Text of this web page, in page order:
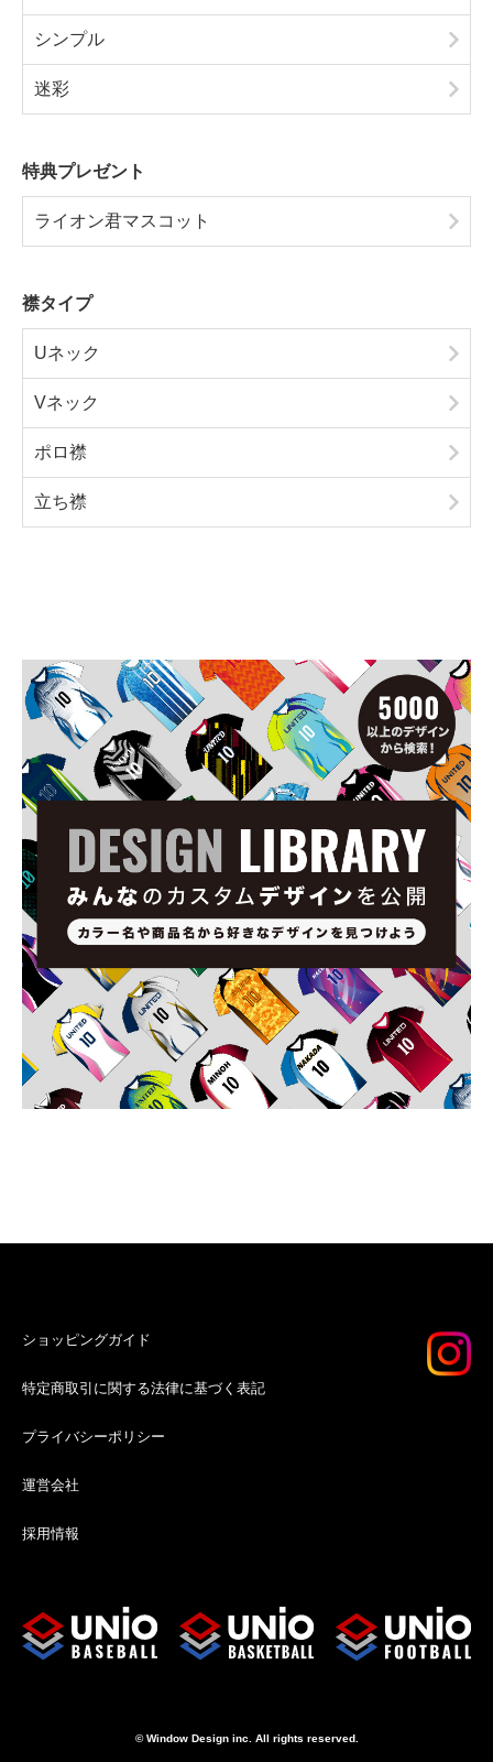
シンプル
迷彩
特典プレゼント
ライオン君マスコット
襟タイプ
Uネック
Vネック
ポロ襟
立ち襟
ショッピングガイド
特定商取引に関する法律に基づく表記
プライバシーポリシー
運営会社
採用情報
© Window Design inc. All rights reserved.